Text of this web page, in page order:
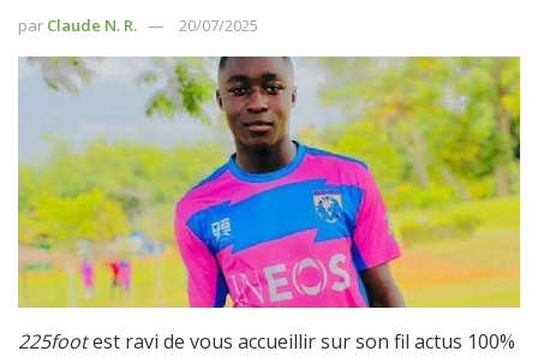
par Claude N. R. 20/07/2025
225footest ravi de vous accueillir sur son fil actus 100%